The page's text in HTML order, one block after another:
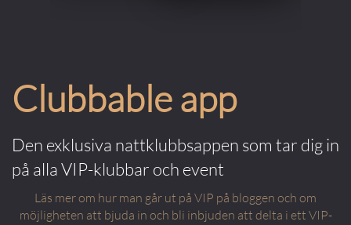
Clubbable app
Den exklusiva nattklubbsappen som tar dig in
på alla VIP-klubbar och event
Läs mer om hur man går ut på VIP på bloggen och om
möjligheten att bjuda in och bli inbjuden att delta i ett VIP-